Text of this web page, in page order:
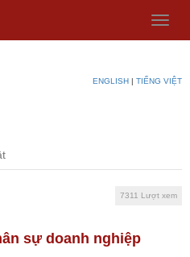
ENGLISH | TIẾNG VIỆT
Menu
7311 Lượt xem
sự doanh nghiệp